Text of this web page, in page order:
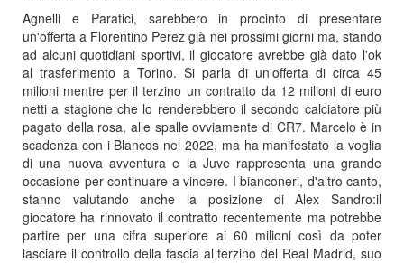
Agnelli e Paratici, sarebbero in procinto di presentare
un'offerta a Florentino Perez già nei prossimi giorni ma, stando
ad alcuni quotidiani sportivi, il giocatore avrebbe già dato l'ok
al trasferimento a Torino. Si parla di un'offerta di circa 45
milioni mentre per il terzino un contratto da 12 milioni di euro
netti a stagione che lo renderebbero il secondo calciatore più
pagato della rosa, alle spalle ovviamente di CR7. Marcelo è in
scadenza con i Blancos nel 2022, ma ha manifestato la voglia
di una nuova avventura e la Juve rappresenta una grande
occasione per continuare a vincere. I bianconeri, d'altro canto,
stanno valutando anche la posizione di Alex Sandro:il
giocatore ha rinnovato il contratto recentemente ma potrebbe
partire per una cifra superiore ai 60 milioni così da poter
lasciare il controllo della fascia al terzino del Real Madrid, suo